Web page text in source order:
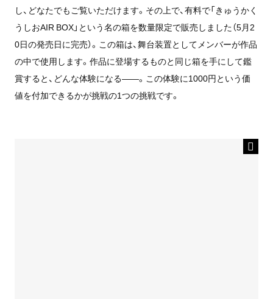
し、どなたでもご覧いただけます。その上で、有料で「きゅうかく
うしおAIR BOX」という名の箱を数量限定で販売しました（5月2
0日の発売日に完売）。この箱は、舞台装置としてメンバーが作品
の中で使用します。作品に登場するものと同じ箱を手にして鑑
賞すると、どんな体験になる――。この体験に1000円という価
値を付加できるかが挑戦の1つの挑戦です。